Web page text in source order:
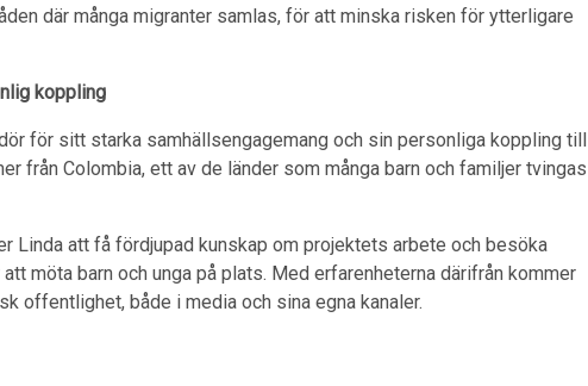
där många migranter samlas, för att minska risken för ytterligare
koppling
för sitt starka samhällsengagemang och sin personliga koppling till
från Colombia, ett av de länder som många barn och familjer tvingas
Linda att få fördjupad kunskap om projektets arbete och besöka
möta barn och unga på plats. Med erfarenheterna därifrån kommer
offentlighet, både i media och sina egna kanaler.